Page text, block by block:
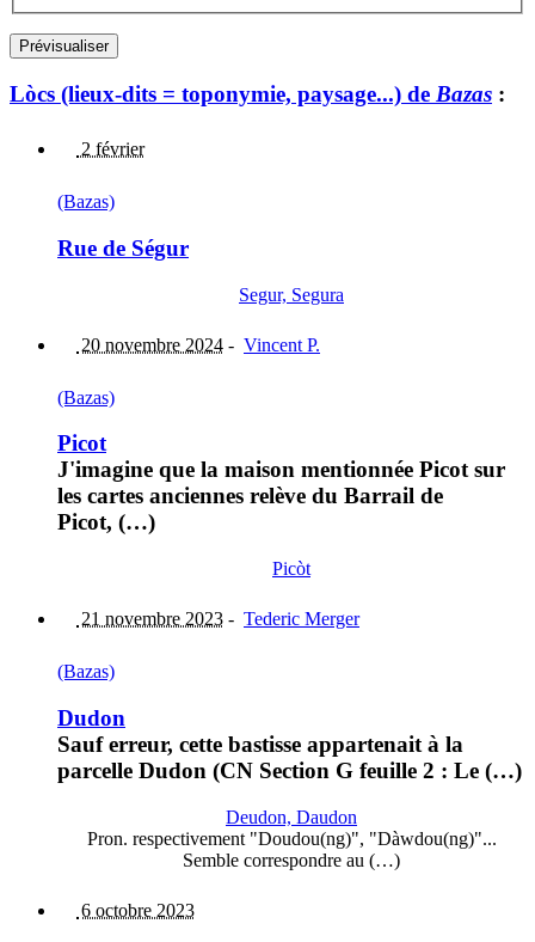
Lòcs (lieux-dits = toponymie, paysage...) de Bazas :
2 février
(Bazas)
Rue de Ségur
Segur, Segura
20 novembre 2024 - Vincent P.
(Bazas)
Picot
J'imagine que la maison mentionnée Picot sur
les cartes anciennes relève du Barrail de
Picot, (…)
Picòt
21 novembre 2023 - Tederic Merger
(Bazas)
Dudon
Sauf erreur, cette bastisse appartenait à la
parcelle Dudon (CN Section G feuille 2 : Le (…)
Deudon, Daudon
Pron. respectivement "Doudou(ng)", "Dàwdou(ng)"...
Semble correspondre au (…)
6 octobre 2023